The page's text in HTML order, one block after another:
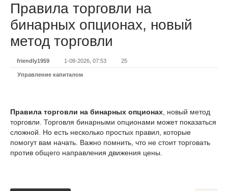
Правила торговли на
бинарных опционах, новый
метод торговли
friendly1959 1-08-2026, 07:53 25
Управление капиталом
Правила торговли на бинарных опционах , новый метод
торговли. Торговля бинарными опционами может показаться
сложной. Но есть несколько простых правил, которые
помогут вам начать. Важно помнить, что не стоит торговать
против общего направления движения цены.